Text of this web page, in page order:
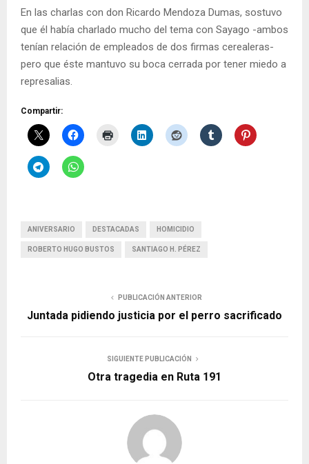
En las charlas con don Ricardo Mendoza Dumas, sostuvo
que él había charlado mucho del tema con Sayago -ambos
tenían relación de empleados de dos firmas cerealeras-
pero que éste mantuvo su boca cerrada por tener miedo a
represalias.
Compartir:
ANIVERSARIO DESTACADAS HOMICIDIO
ROBERTO HUGO BUSTOS SANTIAGO H. PÉREZ
PUBLICACIÓN ANTERIOR
Juntada pidiendo justicia por el perro sacrificado
SIGUIENTE PUBLICACIÓN
Otra tragedia en Ruta 191